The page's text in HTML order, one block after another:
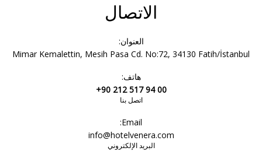
الاتصال
العنوان:
Mimar Kemalettin, Mesih Pasa Cd. No:72, 34130 Fatih/İstanbul
هاتف:
+90 212 517 94 00
اتصل بنا
Email:
info@hotelvenera.com
البريد الإلكتروني